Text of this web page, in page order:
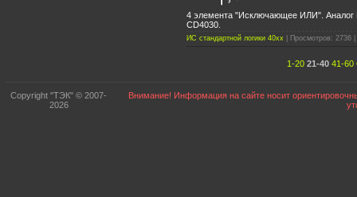
4 элемента "Исключающее ИЛИ".
CD4030.
ИС стандартной логики 40xx | Просмотров: 2736
1-20 21-40 41-60
Copyright "ТЭК" © 2007-
2026
Внимание! Информация на сайте носит